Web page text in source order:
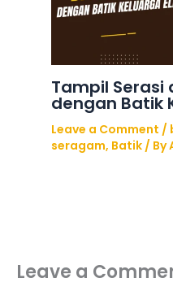
Tampil Serasi
dengan Batik
Leave a Comment /
seragam, Batik/ By
Leave a